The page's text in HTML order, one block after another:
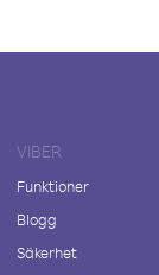
VIBER
Funktioner
Blogg
Säkerhet